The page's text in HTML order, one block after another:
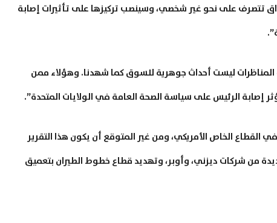
تتصرف على نحو غير شخصي، وسينصب تركيزها على تأثيرات إصابة
المناظرات ليست أحداث جوهرية للسوق كما شهدنا. وهؤلاء ممن
إصابة الرئيس على سياسة الصحة العامة في الولايات المتحدة”.
القطاع الخاص الأمريكي، ومن غير المتوقع أن يكون هذا التقرير
من شركات ديزني، وأوبر، وتهديد قطاع خطوط الطيران بتعميق